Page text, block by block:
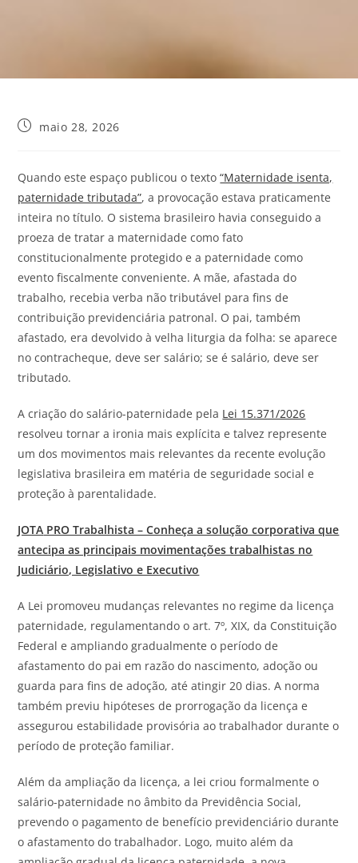
maio 28, 2026
Quando este espaço publicou o texto“Maternidade isenta,
paternidade tributada”, a provocação estava praticamente
inteira no título. O sistema brasileiro havia conseguido a
proeza de tratar a maternidade como fato
constitucionalmente protegido e a paternidade como
evento fiscalmente conveniente. A mãe, afastada do
trabalho, recebia verba não tributável para fins de
contribuição previdenciária patronal. O pai, também
afastado, era devolvido à velha liturgia da folha: se aparece
no contracheque, deve ser salário; se é salário, deve ser
tributado.
A criação do salário-paternidade pela Lei 15.371/2026
resolveu tornar a ironia mais explícita e talvez represente
um dos movimentos mais relevantes da recente evolução
legislativa brasileira em matéria de seguridade social e
proteção à parentalidade.
JOTA PRO Trabalhista – Conheça a solução corporativa que
antecipa as principais movimentações trabalhistas no
Judiciário, Legislativo e Executivo
A Lei promoveu mudanças relevantes no regime da licença
paternidade, regulamentando o art. 7º, XIX, da Constituição
Federal e ampliando gradualmente o período de
afastamento do pai em razão do nascimento, adoção ou
guarda para fins de adoção, até atingir 20 dias. A norma
também previu hipóteses de prorrogação da licença e
assegurou estabilidade provisória ao trabalhador durante o
período de proteção familiar.
Além da ampliação da licença, a lei criou formalmente o
salário-paternidade no âmbito da Previdência Social,
prevendo o pagamento de benefício previdenciário durante
o afastamento do trabalhador. Logo, muito além da